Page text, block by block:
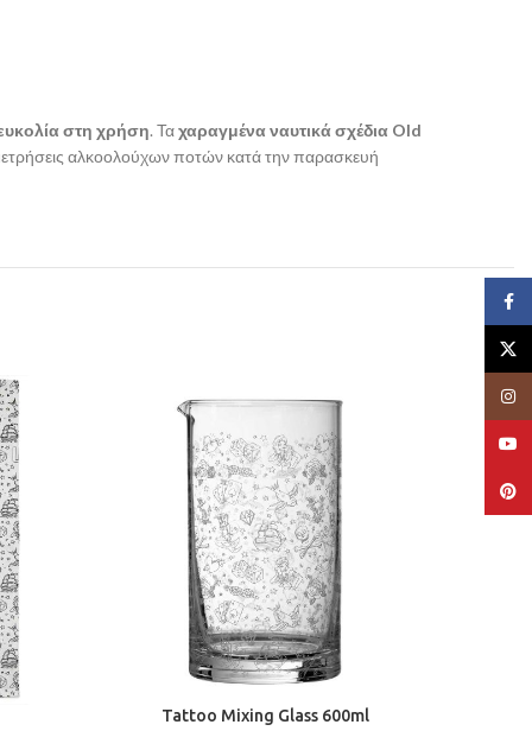
στη χρήση. Ταχαραγμένα ναυτικά σχέδια Old
μετρήσεις αλκοολούχων ποτών κατά την παρασκευή
Tattoo Mixing Glass 600ml